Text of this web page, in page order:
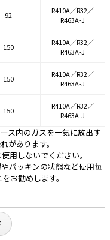
92
R410A／R32／
R463A-J
150
R410A／R32／
R463A-J
150
R410A／R32／
R463A-J
150
R410A／R32／
R463A-J
ス内のガスを一気に放出す
があります。
用しないでください。
パッキンの状態など使用毎
お勧めします。